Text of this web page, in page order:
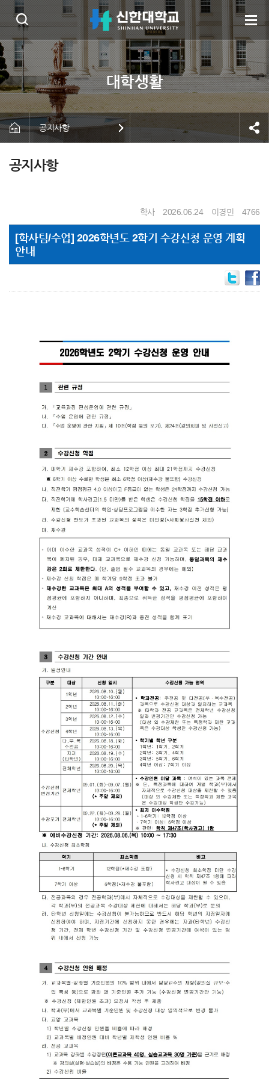
공지사항
공지사항
학사 2026.06.24 이경민 4766
[학사팀/수업] 2026학년도 2학기 수강신청 운영 계획
안내